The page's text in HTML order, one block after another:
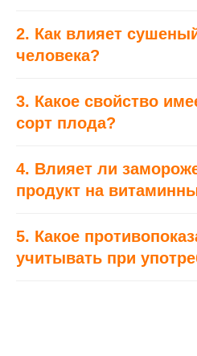
2. Как влияет
человека?
3. Какое свойство
сорт плода?
4. Влияет ли
продукт на
5. Какое
учитывать при